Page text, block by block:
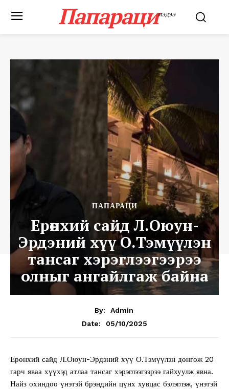
ПапарациМЭДЭЭ
ПАПАРАЦИ
Ерөнхий сайд Л.Оюун-
Эрдэний хүү О.Тэмүүлэн
тансаг хэрэглээгээрээ
олныг ангайлгаж байна
By:
Admin
Date:
05/10/2025
Ерөнхий сайд Л.Оюун-Эрдэний хүү О.Тэмүүлэн дөнгөж 20
гарч яваа хүүхэд атлаа тансаг хэрэглээгээрээ гайхуулж явна.
Найз охиндоо үнэтэй брэндийн цүнх хувцас бэлэглэж, үнэтэй